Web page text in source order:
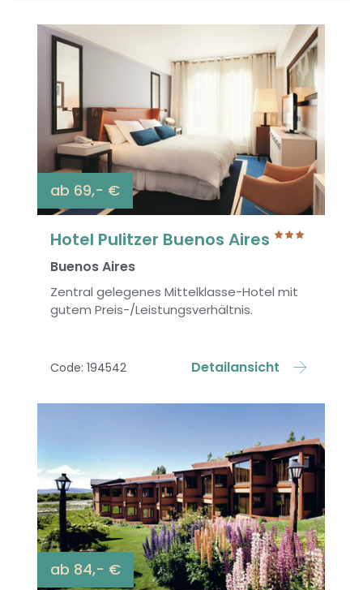
ab 69,- €
Hotel Pulitzer Buenos Aires
Buenos Aires
Zentral gelegenes Mittelklasse-Hotel mit
gutem Preis-/Leistungsverhältnis.
Code: 194542 Detailansicht
ab 84,- €